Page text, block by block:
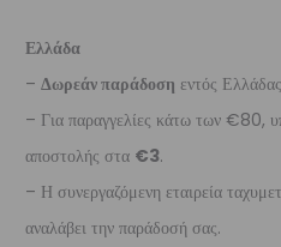
Ελλάδα
– Δωρεάν παράδοση εντός
– Για παραγγελίες κάτω των €80,
αποστολής στα €3.
– Η συνεργαζόμενη εταιρεία
αναλάβει την παράδοσή σας.